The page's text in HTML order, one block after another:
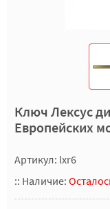
Ключ Лексус
Европейских
Артикул: lxr6
:: Наличие: